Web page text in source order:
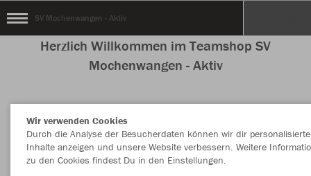
SV Mochenwangen - Aktiv
Herzlich Willkommen im Teamshop SV
Mochenwangen - Aktiv
Nachhaltig Farbe
Wir verwenden Cookies
Durch die Analyse der Besucherdaten können wir dir personalisierte
Inhalte anzeigen und unsere Website verbessern. Weitere
zu den Cookies findest Du in den Einstellungen.